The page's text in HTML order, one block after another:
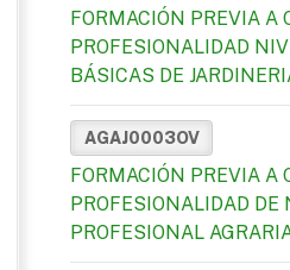
FORMACIÓN PREVIA A
PROFESIONALIDAD
BÁSICAS DE
AGAJ0003OV
FORMACIÓN PREVIA A
PROFESIONALIDAD DE
PROFESIONAL